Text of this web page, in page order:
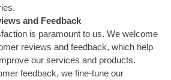
and Feedback
is paramount to us. We welcome
reviews and feedback, which help
our services and products.
feedback, we fine-tune our